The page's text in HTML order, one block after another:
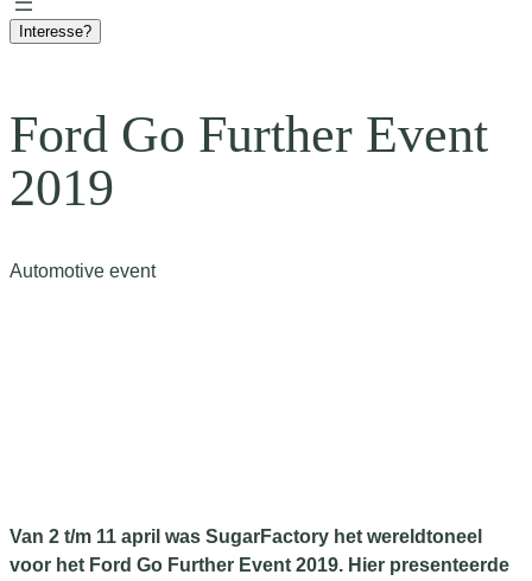
Interesse?
Ford Go Further Event
2019
Automotive event
Van 2 t/m 11 april was SugarFactory het wereldtoneel
voor het Ford Go Further Event 2019. Hier presenteerde